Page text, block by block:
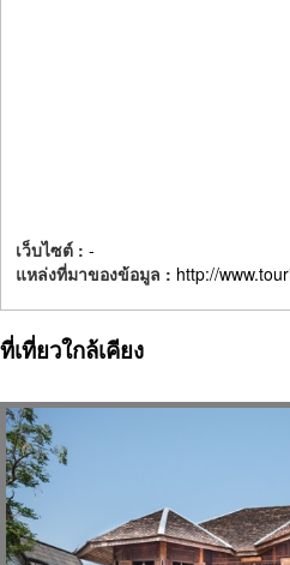
เว็บไซต์ : -
แหล่งที่มาของข้อมูล : http://
ที่เที่ยวใกล้เคียง